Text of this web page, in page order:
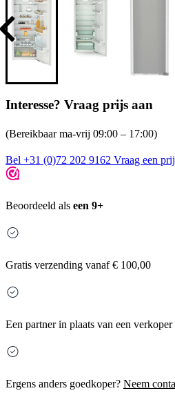
Interesse? Vraag prijs aan
(Bereikbaar ma-vrij 09:00 – 17:00)
Bel +31 (0)72 202 9162 Vraag een
Beoordeeld als een 9+
Gratis verzending vanaf € 100,00
Een partner in plaats van een verkoper
Ergens anders goedkoper? Neem